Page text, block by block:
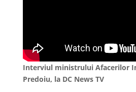
Interviul ministrului Afacerilor
Predoiu, la DC News TV